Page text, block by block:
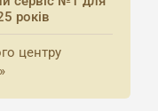
років
центру